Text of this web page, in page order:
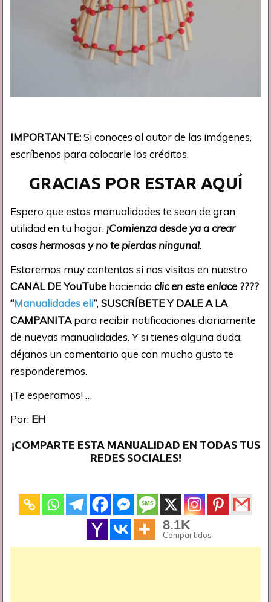
IMPORTANTE:Si conoces al autor de las imágenes,
escríbenos para colocarle los créditos.
GRACIAS POR ESTAR AQUÍ
Espero que estas manualidades te sean de gran
utilidad en tu hogar. ¡Comienza desde ya a crear
cosas hermosas y no te pierdas ninguna!.
Estaremos muy contentos si nos visitas en nuestro
CANAL DE YouTube haciendoclic en este enlace ????
“Manualidades eli”,SUSCRÍBETE Y DALE A LA
CAMPANITApara recibir notificaciones diariamente
de nuevas manualidades. Y si tienes alguna duda,
déjanos un comentario que con mucho gusto te
responderemos.
¡Te esperamos! …
Por: EH
¡COMPARTE ESTA MANUALIDAD EN TODAS TUS
REDES SOCIALES!
8.1K
Compartidos